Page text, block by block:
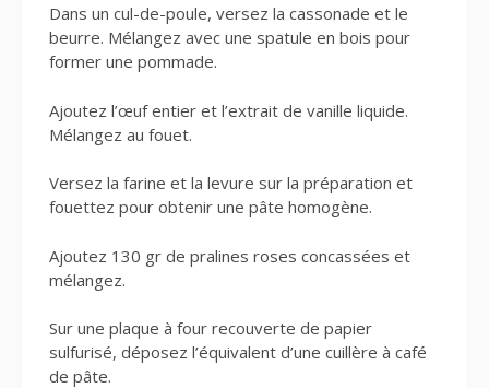
Dans un cul-de-poule, versez la cassonade et le
beurre. Mélangez avec une spatule en bois pour
former une pommade.
Ajoutez l’œuf entier et l’extrait de vanille liquide.
Mélangez au fouet.
Versez la farine et la levure sur la préparation et
fouettez pour obtenir une pâte homogène.
Ajoutez 130 gr de pralines roses concassées et
mélangez.
Sur une plaque à four recouverte de papier
sulfurisé, déposez l’équivalent d’une cuillère à café
de pâte.